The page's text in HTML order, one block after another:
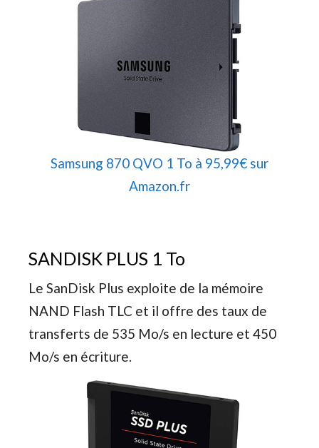
Samsung 870 QVO 1 To à 95,99€ sur
Amazon.fr
SANDISK PLUS 1 To
Le SanDisk Plus exploite de la mémoire
NAND Flash TLC et il offre des taux de
transferts de 535 Mo/s en lecture et 450
Mo/s en écriture.